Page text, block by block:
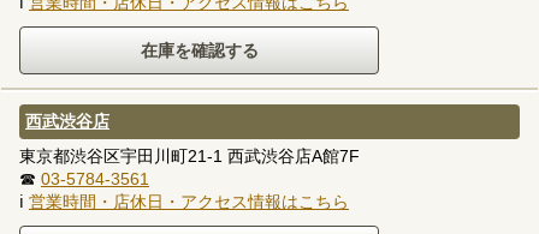
西武渋谷店
東京都渋谷区宇田川町21-1 西武渋谷店A館7F
☎ 03-5784-3561
ℹ 営業時間・店休日・アクセス情報はこちら